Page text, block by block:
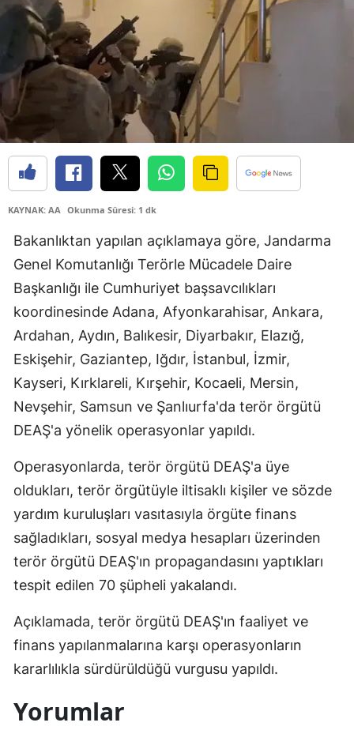
Burdur
Bursa
Çorum
Denizli
Edirne
Elazığ
Erzincan
Erzurum
Eskişehir
Gaziantep
Giresun
Gümüşhane
Hakkari
Hatay
Isparta
İstanbul
İzmir
KAYNAK: AA Okunma Süresi: 1 dk
Bakanlıktan yapılan açıklamaya göre, Jandarma
Genel Komutanlığı Terörle Mücadele Daire
Başkanlığı ile Cumhuriyet başsavcılıkları
koordinesinde Adana, Afyonkarahisar, Ankara,
Ardahan, Aydın, Balıkesir, Diyarbakır, Elazığ,
Eskişehir, Gaziantep, Iğdır, İstanbul, İzmir,
Kayseri, Kırklareli, Kırşehir, Kocaeli, Mersin,
Nevşehir, Samsun ve Şanlıurfa'da terör örgütü
DEAŞ'a yönelik operasyonlar yapıldı.
Operasyonlarda, terör örgütü DEAŞ'a üye
oldukları, terör örgütüyle iltisaklı kişiler ve sözde
yardım kuruluşları vasıtasıyla örgüte finans
sağladıkları, sosyal medya hesapları üzerinden
terör örgütü DEAŞ'ın propagandasını yaptıkları
tespit edilen 70 şüpheli yakalandı.
Açıklamada, terör örgütü DEAŞ'ın faaliyet ve
finans yapılanmalarına karşı operasyonların
kararlılıkla sürdürüldüğü vurgusu yapıldı.
Yorumlar